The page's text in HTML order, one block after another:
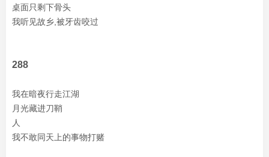
桌面只剩下骨头
我听见故乡,被牙齿咬过
288
我在暗夜行走江湖
月光藏进刀鞘
人
我不敢同天上的事物打赌